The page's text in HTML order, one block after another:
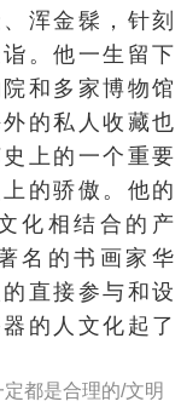
浑金髹，针刻
。他一生留下
和多家博物馆
的私人收藏也
上的一个重要
的骄傲。他的
化相结合的产
名的书画家华
直接参与和设
的人文化起了
都是合理的/文明